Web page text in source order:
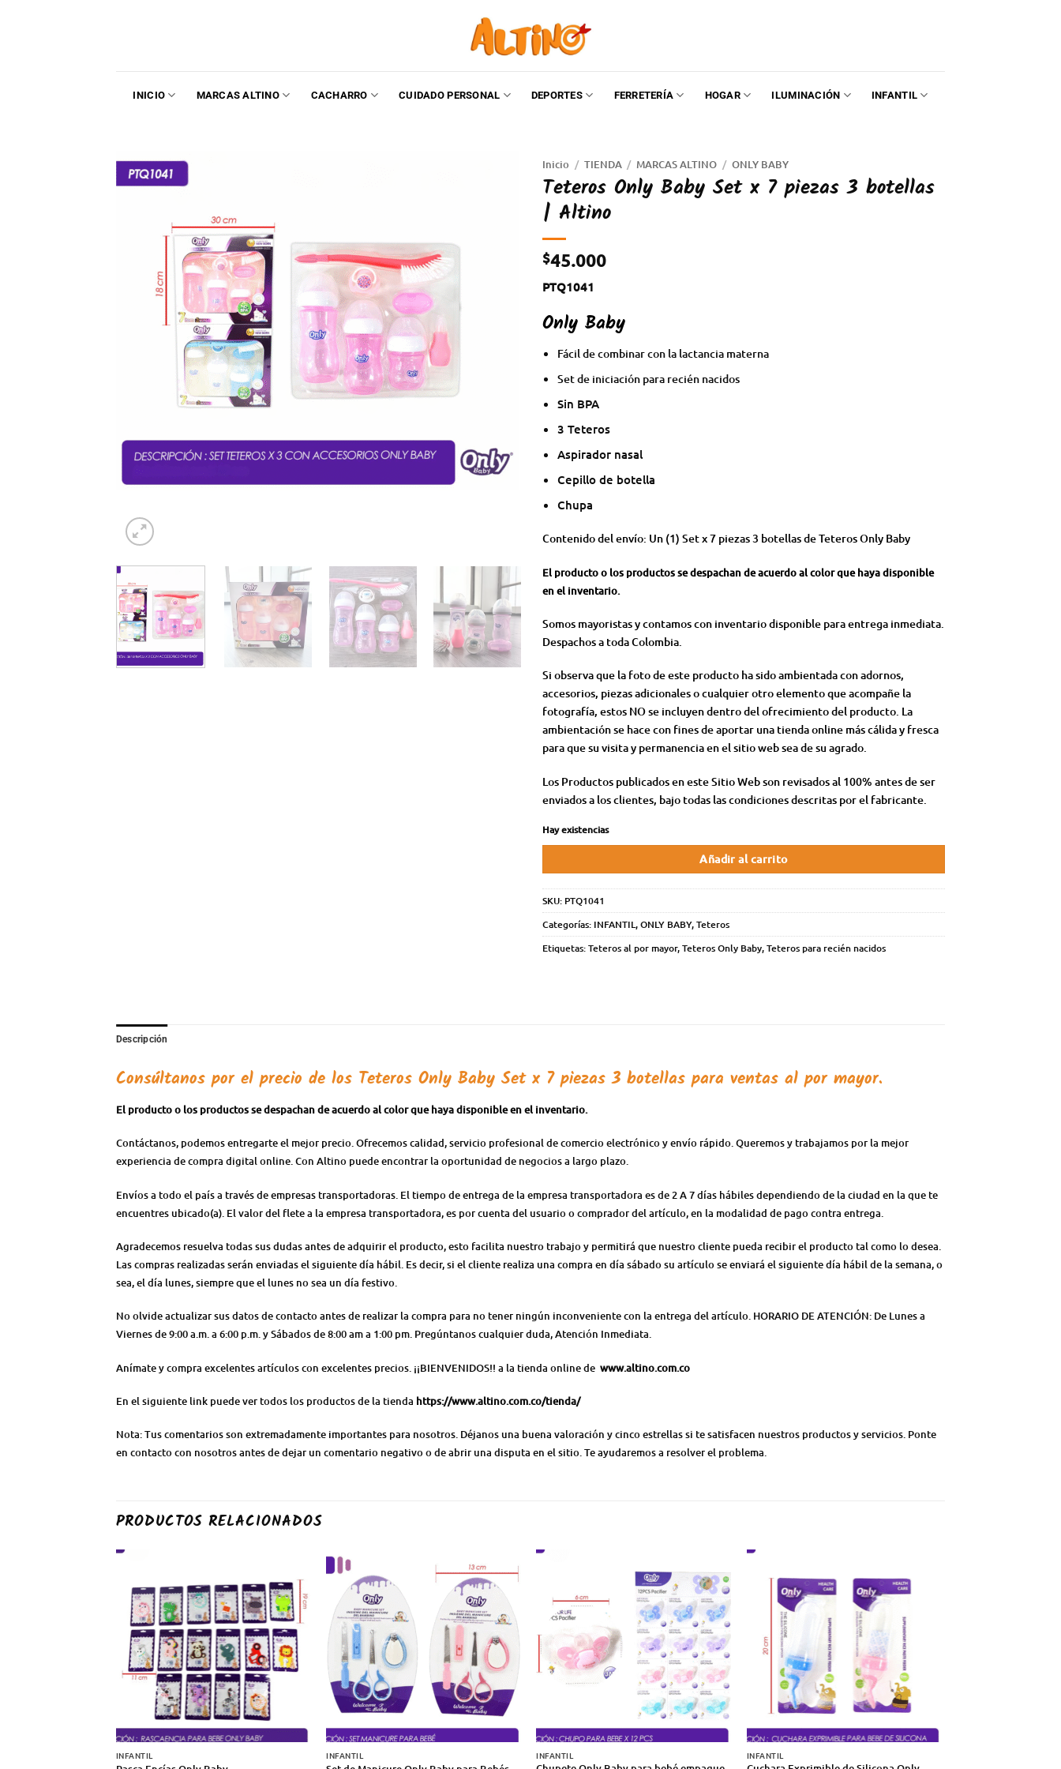
INICIO MARCAS ALTINO CACHARRO CUIDADO PERSONAL DEPORTES FERRETERÍA HOGAR ILUMINACIÓN INFANTIL
Inicio / TIENDA / MARCAS ALTINO / ONLY BABY
Teteros Only Baby Set x 7 piezas 3 botellas
| Altino
$45.000
PTQ1041
Only Baby
Fácil de combinar con la lactancia materna
Set de iniciación para recién nacidos
Sin BPA
3 Teteros
Aspirador nasal
Cepillo de botella
Chupa
Contenido del envío: Un (1) Set x 7 piezas 3 botellas de Teteros Only Baby
El producto o los productos se despachan de acuerdo al color que haya disponible
en el inventario.
Somos mayoristas y contamos con inventario disponible para entrega inmediata.
Despachos a toda Colombia.
Si observa que la foto de este producto ha sido ambientada con adornos,
accesorios, piezas adicionales o cualquier otro elemento que acompañe la
fotografía, estos NO se incluyen dentro del ofrecimiento del producto. La
ambientación se hace con fines de aportar una tienda online más cálida y fresca
para que su visita y permanencia en el sitio web sea de su agrado.
Los Productos publicados en este Sitio Web son revisados al 100% antes de ser
enviados a los clientes, bajo todas las condiciones descritas por el fabricante.
Hay existencias
Añadir al carrito
SKU: PTQ1041
Categorías: INFANTIL,ONLY BABY,Teteros
Etiquetas:Teteros al por mayor,Teteros Only Baby,Teteros para recién nacidos
Descripción
Consúltanos por el precio de los Teteros Only Baby Set x 7 piezas 3 botellas para ventas al por mayor.
El producto o los productos se despachan de acuerdo al color que haya disponible en el inventario.
Contáctanos, podemos entregarte el mejor precio. Ofrecemos calidad, servicio profesional de comercio electrónico y envío rápido. Queremos y trabajamos por la mejor
experiencia de compra digital online. Con Altino puede encontrar la oportunidad de negocios a largo plazo.
Envíos a todo el país a través de empresas transportadoras. El tiempo de entrega de la empresa transportadora es de 2 A 7 días hábiles dependiendo de la ciudad en la que te
encuentres ubicado(a). El valor del flete a la empresa transportadora, es por cuenta del usuario o comprador del artículo, en la modalidad de pago contra entrega.
Agradecemos resuelva todas sus dudas antes de adquirir el producto, esto facilita nuestro trabajo y permitirá que nuestro cliente pueda recibir el producto tal como lo desea.
Las compras realizadas serán enviadas el siguiente día hábil. Es decir, si el cliente realiza una compra en día sábado su artículo se enviará el siguiente día hábil de la semana, o
sea, el día lunes, siempre que el lunes no sea un día festivo.
No olvide actualizar sus datos de contacto antes de realizar la compra para no tener ningún inconveniente con la entrega del artículo. HORARIO DE ATENCIÓN: De Lunes a
Viernes de 9:00 a.m. a 6:00 p.m. y Sábados de 8:00 am a 1:00 pm. Pregúntanos cualquier duda, Atención Inmediata.
Anímate y compra excelentes artículos con excelentes precios. ¡¡BIENVENIDOS!! a la tienda online de www.altino.com.co
En el siguiente link puede ver todos los productos de la tienda https://www.altino.com.co/tienda/
Nota: Tus comentarios son extremadamente importantes para nosotros. Déjanos una buena valoración y cinco estrellas si te satisfacen nuestros productos y servicios. Ponte
en contacto con nosotros antes de dejar un comentario negativo o de abrir una disputa en el sitio. Te ayudaremos a resolver el problema.
PRODUCTOS RELACIONADOS
INFANTIL INFANTIL INFANTIL INFANTIL